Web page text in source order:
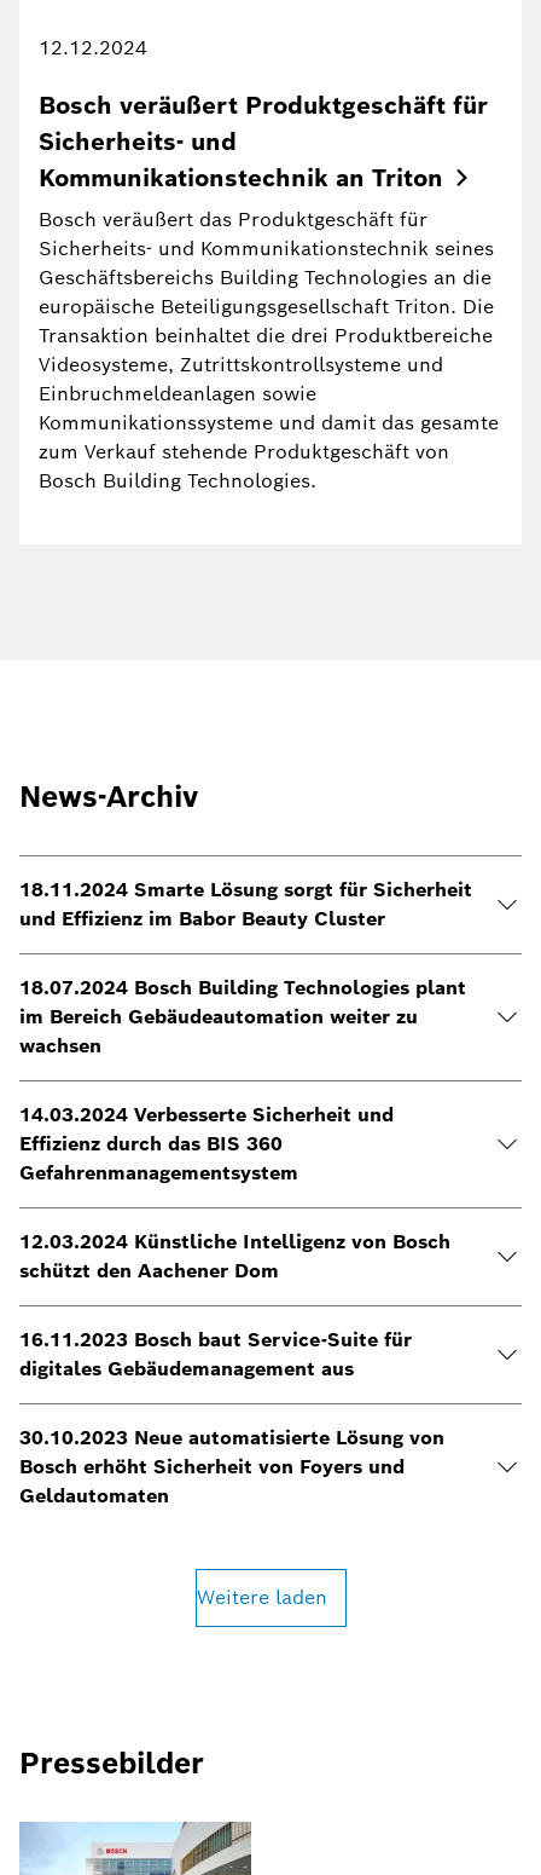
12.12.2024
Bosch veräußert Produktgeschäft für
Sicherheits- und
Kommunikationstechnik an Triton
Bosch veräußert das Produktgeschäft für
Sicherheits- und Kommunikationstechnik seines
Geschäftsbereichs Building Technologies an die
europäische Beteiligungsgesellschaft Triton. Die
Transaktion beinhaltet die drei Produktbereiche
Videosysteme, Zutrittskontrollsysteme und
Einbruchmeldeanlagen sowie
Kommunikationssysteme und damit das gesamte
zum Verkauf stehende Produktgeschäft von
Bosch Building Technologies.
News-Archiv
18.11.2024 Smarte Lösung sorgt für Sicherheit
und Effizienz im Babor Beauty Cluster
18.07.2024 Bosch Building Technologies plant
im Bereich Gebäudeautomation weiter zu
wachsen
14.03.2024 Verbesserte Sicherheit und
Effizienz durch das BIS 360
Gefahrenmanagementsystem
12.03.2024 Künstliche Intelligenz von Bosch
schützt den Aachener Dom
16.11.2023 Bosch baut Service-Suite für
digitales Gebäudemanagement aus
30.10.2023 Neue automatisierte Lösung von
Bosch erhöht Sicherheit von Foyers und
Geldautomaten
Weitere laden
Pressebilder